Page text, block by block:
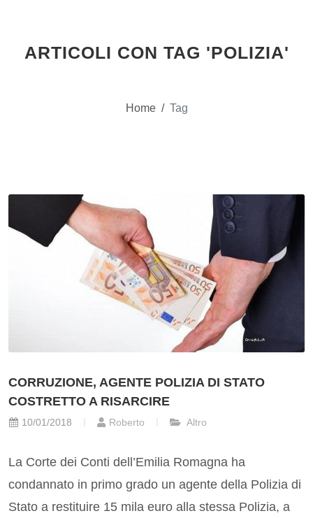
ARTICOLI CON TAG 'POLIZIA'
Home / Tag
CORRUZIONE, AGENTE POLIZIA DI STATO
COSTRETTO A RISARCIRE
10/01/2018 Roberto Altro
La Corte dei Conti dell’Emilia Romagna ha
condannato in primo grado un agente della Polizia di
Stato a restituire 15 mila euro alla stessa Polizia, a